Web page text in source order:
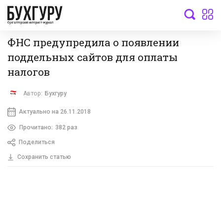
бухгалтерский интернет-журнал
ФНС предупредила о появлении
поддельных сайтов для оплаты
налогов
Автор: Бухгуру
Актуально на 26.11.2018
Прочитано: 382 раз
Поделиться
Сохранить статью